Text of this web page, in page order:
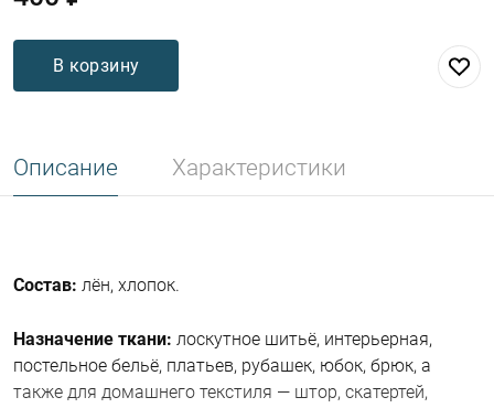
В корзину
Описание Характеристики
Состав: лён, хлопок.
Назначение ткани: лоскутное шитьё, интерьерная,
постельное бельё, платьев, рубашек, юбок, брюк, а
также для домашнего текстиля — штор, скатертей,